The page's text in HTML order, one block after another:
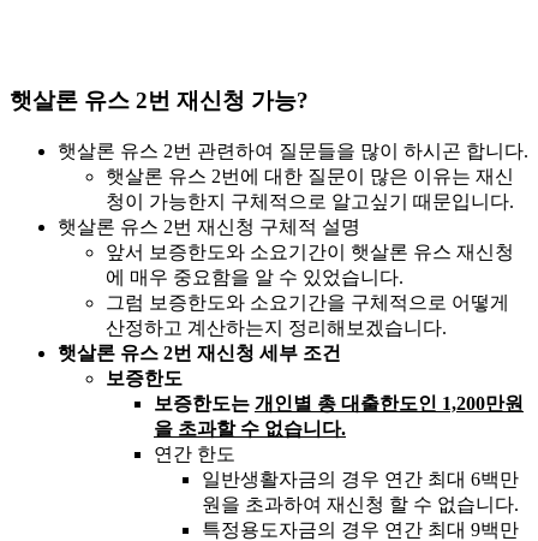
햇살론 유스 2번 재신청 가능?
햇살론 유스 2번 관련하여 질문들을 많이 하시곤 합니다.
햇살론 유스 2번에 대한 질문이 많은 이유는 재신
청이 가능한지 구체적으로 알고싶기 때문입니다.
햇살론 유스 2번 재신청 구체적 설명
앞서 보증한도와 소요기간이 햇살론 유스 재신청
에 매우 중요함을 알 수 있었습니다.
그럼 보증한도와 소요기간을 구체적으로 어떻게
산정하고 계산하는지 정리해보겠습니다.
햇살론 유스 2번 재신청 세부 조건
보증한도
보증한도는 개인별 총 대출한도인 1,200만원
을 초과할 수 없습니다.
연간 한도
일반생활자금의 경우 연간 최대 6백만
원을 초과하여 재신청 할 수 없습니다.
특정용도자금의 경우 연간 최대 9백만